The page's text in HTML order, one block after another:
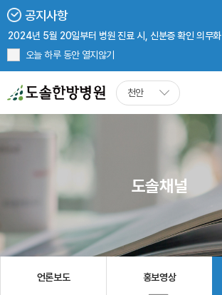
공지사항
천안도솔한방병원 8월 진료 안내
2024년 5월 20일부터 병원 진료 시, 신분증 확인 의무화
보건복지부 <의한협진 의료기관> 선정
천안도솔한방병원 첩약(한약) 처방 시, 건강보험 적용
오늘 하루 동안 열지않기
천안
도솔채널
언론보도 홍보영상